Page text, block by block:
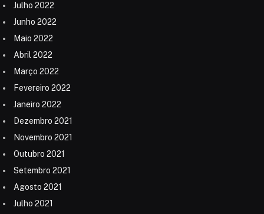
Julho 2022
Junho 2022
Maio 2022
Abril 2022
Março 2022
Fevereiro 2022
Janeiro 2022
Dezembro 2021
Novembro 2021
Outubro 2021
Setembro 2021
Agosto 2021
Julho 2021